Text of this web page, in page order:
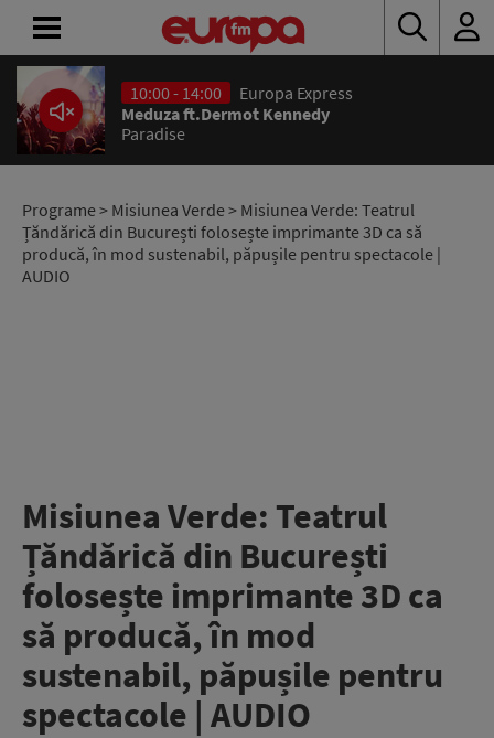
10:00 - 14:00
Europa Express
Meduza ft.Dermot Kennedy
Paradise
Programe> Misiunea Verde> Misiunea Verde: Teatrul
Țăndărică din București folosește imprimante 3D ca să
producă, în mod sustenabil, păpușile pentru spectacole |
AUDIO
Misiunea Verde: Teatrul
Țăndărică din București
folosește imprimante 3D ca
să producă, în mod
sustenabil, păpușile pentru
spectacole | AUDIO
ACASĂ
ȘTIRI
RADIO
CONCURSURI